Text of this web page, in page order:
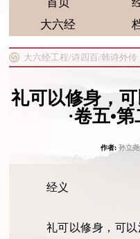
大六经
大六经工程/诗四百/韩诗外传
礼可以修身，
·卷五•
作者:孙立尧
经义
礼可以修身，可